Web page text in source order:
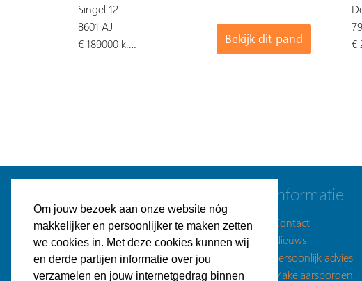
Om jouw bezoek aan onze website nóg
makkelijker en persoonlijker te maken zetten
we cookies in. Met deze cookies kunnen wij
en derde partijen informatie over jou
verzamelen en jouw internetgedrag binnen
Singel 12
Bekijk dit pand
8601 AJ
€ 189000 k.…
€
Gratis bedrijfspand plaatsen
Bedrijfspanden aanbod
Plaatsingsmogelijkheden
Gratis zoekopdracht plaatsen
Informatie
Contact
Nieuws
Persoonlijk advies
Makelaarsborden